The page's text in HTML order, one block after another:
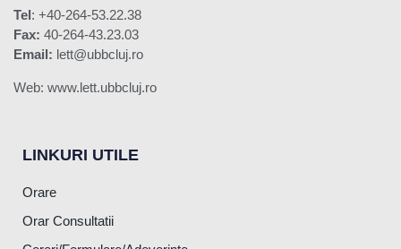
Tel: +40-264-53.22.38
Fax: 40-264-43.23.03
Email: lett@ubbcluj.ro
Web: www.lett.ubbcluj.ro
LINKURI UTILE
Orare
Orar Consultatii